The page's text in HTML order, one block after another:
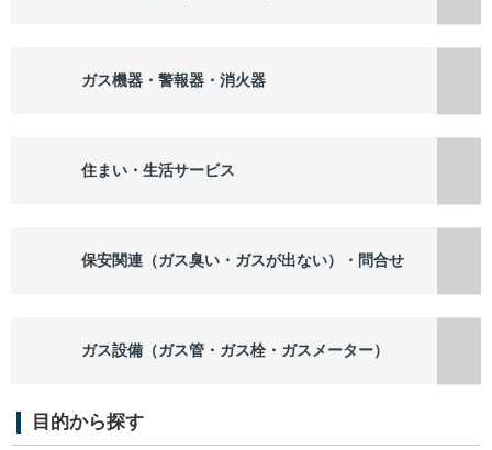
ガス機器・警報器・消火器
住まい・生活サービス
保安関連（ガス臭い・ガスが出ない）・問合せ
ガス設備（ガス管・ガス栓・ガスメーター）
目的から探す